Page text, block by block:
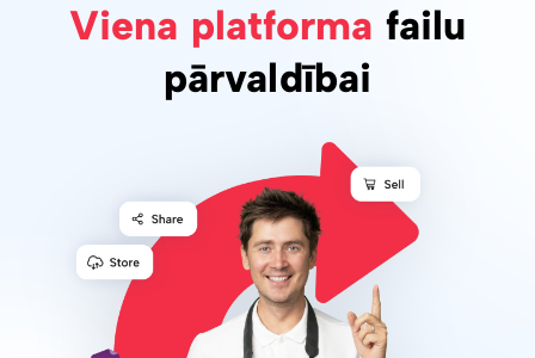
Viena platforma failu
pārvaldībai